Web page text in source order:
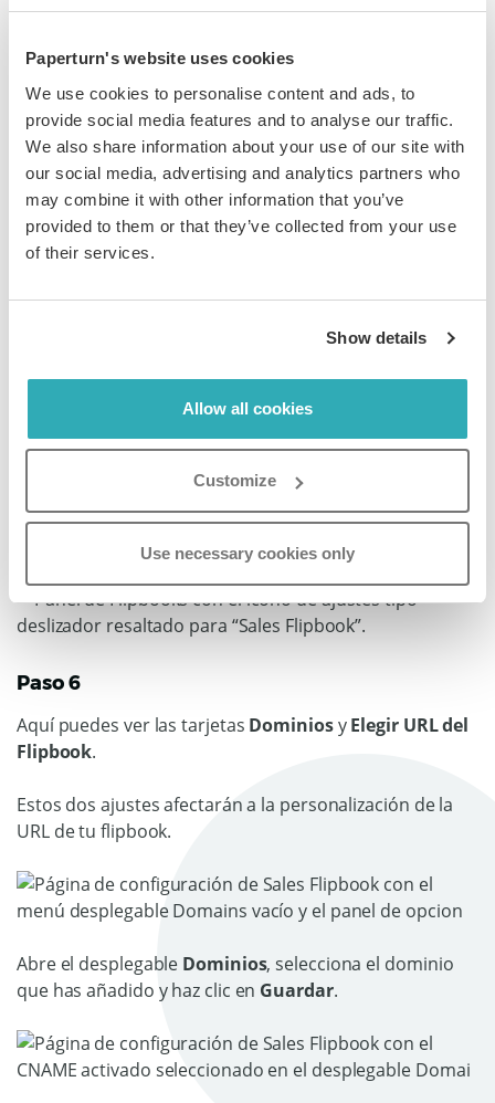
Paperturn's website uses cookies
We use cookies to personalise content and ads, to
provide social media features and to analyse our traffic.
We also share information about your use of our site with
our social media, advertising and analytics partners who
may combine it with other information that you’ve
provided to them or that they’ve collected from your use
of their services.
Show details
Allow all cookies
Customize
Use necessary cookies only
Paso 4:
Una vez que tu CNAME esté activado y aceptado, verás
una confirmación en el campo Estado. Ahora tienes
que elegir con qué flipbook vas a utilizar el CNAME.
de la barra lateral principal.
Selecciona el flipbook que quieras asignar al nuevo
dominio y haz clic en el iconoConfiguración
Paso 6
Aquí puedes ver las tarjetas DominiosyElegir URL del
Flipbook.
Estos dos ajustes afectarán a la personalización de la
URL de tu flipbook.
Abre el desplegable Dominios, selecciona el dominio
que has añadido y haz clic en Guardar.